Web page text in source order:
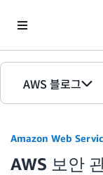
AWS 블로그
홈
에디션
Amazon Web
AWS 보안